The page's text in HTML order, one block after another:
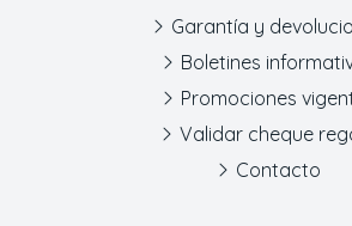
Garantía y
Boletines
Promociones
Validar cheque
Contacto